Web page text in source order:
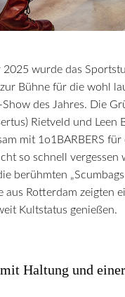
2025 wurde das
Bühne für die wohl
Show des Jahres. Die
Rietveld und Leen
mit 1o1BARBERS für
so schnell vergessen
berühmten
aus Rotterdam zeigten
Kultstatus genießen.
Haltung und